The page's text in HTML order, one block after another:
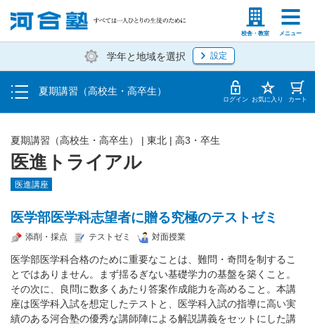
校舎・教室 メニュー
塾生の方 高等学校の先生
学年と地域を選択 設定
夏期講習（高校生・高卒生）
受講料・お申し込み方法
受講開始までの流れ
校舎・教室一覧 ログイン お気に入り カート
医進トライアル
夏期講習（高校生・高卒生） | 東北 | 高3・卒生
医進講座
医学部医学科志望者に贈る究極のテストゼミ
添削・採点 テストゼミ 対面授業
医学部医学科合格のために重要なことは、難問・奇問を制するこ
とではありません。まず揺るぎない基礎学力の基盤を築くこと。
その次に、良問に数多くあたり答案作成能力を高めること。本講
座は医学科入試を想定したテストと、医学科入試の指導に高い実
績のある河合塾の優秀な講師陣による解説講義をセットにした講